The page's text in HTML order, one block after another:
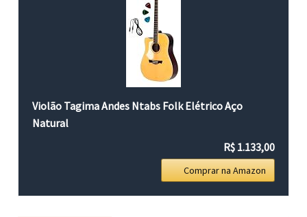
Violão Tagima Andes Ntabs Folk Elétrico Aço
Natural
R$ 1.133,00
Comprar na Amazon